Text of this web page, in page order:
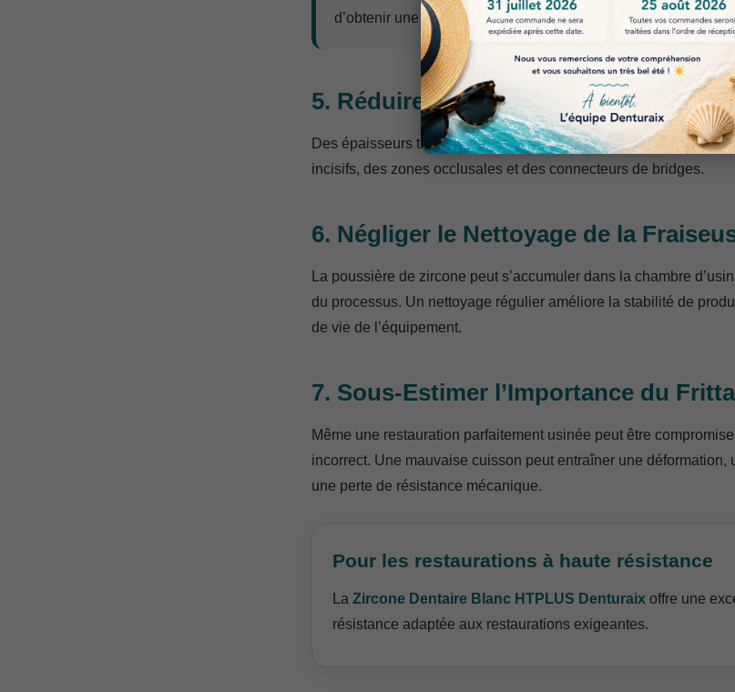
d’obtenir une transition plus naturelle entre teinte et
5. Réduire Excessivement les
Des épaisseurs trop faibles peuvent fragiliser la restauration,
incisifs, des zones occlusales et des connecteurs de bridges.
6. Négliger le Nettoyage de la
La poussière de zircone peut s’accumuler dans la chambre
du processus. Un nettoyage régulier améliore la stabilité de
de vie de l’équipement.
7. Sous-Estimer l’Importance du
Même une restauration parfaitement usinée peut être
incorrect. Une mauvaise cuisson peut entraîner une déformation,
une perte de résistance mécanique.
Pour les restaurations à haute résistance
La Zircone Dentaire Blanc HTPLUS Denturaix offre une
résistance adaptée aux restaurations exigeantes.